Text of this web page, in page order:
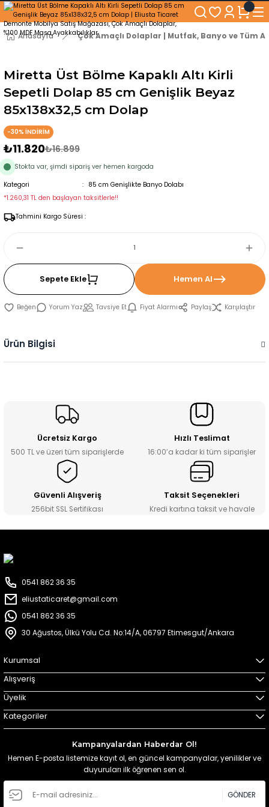
250₺ ve Üzeri Alışverişlerinizde KARGO BEDAVA!
5'er cm Aralıklarla 35 cm'den 100 cm'e kadar Genişliğe Sahip Dolaplar
% 100 Mdf Tekerlekli Masa ile Uzun Ömürlü ve Kolay Kullanım Konforu
Kaliteli hizmet, güvenli alışveriş ve satış sonrası destek
Anasayfa Çok Amaçlı Dolaplar | Mutfak, Banyo ve Tüm
Miretta Üst Bölme Kapaklı Altı Kirli
Sepetli Dolap 85 cm Genişlik Beyaz
85x138x32,5 cm Dolap
-30% İNDİRİM
₺11.820₺16.899
Stokta var, şimdi sipariş ver hemen kargoda
Kategori
85 cm Genişlikte Banyo Dolabı
*1.260,31 TL den başlayan taksitlerle!!
Tahmini Kargo Süresi :
Sepete Ekle Hemen Al
Yorum Yaz Tavsiye Et Fiyat Alarmı Paylaş Karşılaştır
Ürün Bilgisi
Ücretsiz Kargo
500 TL ve üzeri tüm siparişlerde
Hızlı Teslimat
16:00’a kadar ki tüm siparişler
Güvenli Alışveriş
256bit SSL Sertifikası
Taksit Seçenekleri
Kredi kartına taksit ve havale
0541 862 36 35
eliustaticaret@gmail.com
0541 862 36 35
30 Ağustos, Ülkü Yolu Cd. No:14/A, 06797 Etimesgut/Ankara
Kurumsal
Alışveriş
Üyelik
Kategoriler
Kampanyalardan Haberdar Ol!
Hemen E-posta listemize kayıt ol, en güncel kampanyalar, yenilikler ve
duyuruları ilk öğrenen sen ol.
GÖNDER